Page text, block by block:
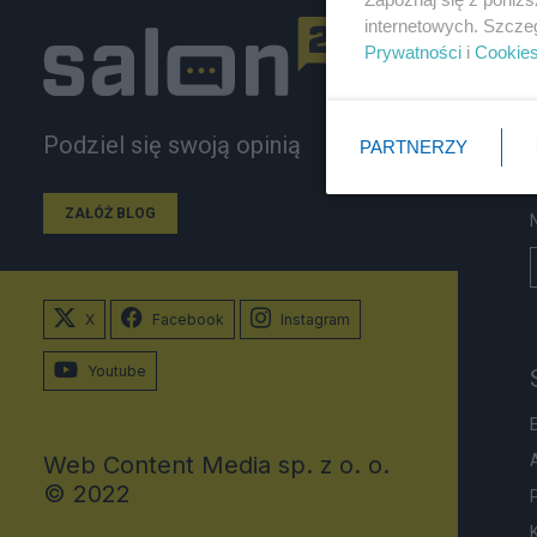
Podziel się swoją opinią
ZAŁÓŻ BLOG
X Facebook Instagram
Youtube
Web Content Media sp. z o. o.
© 2022
internetowych.
Prywatności i Cookies
PARTNERZY